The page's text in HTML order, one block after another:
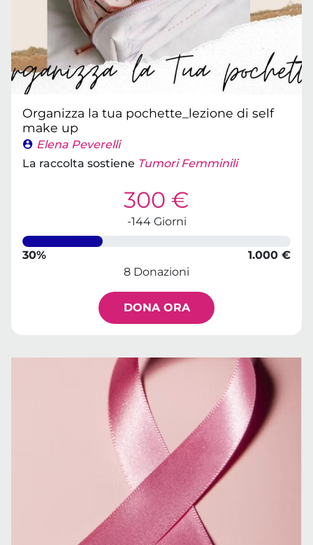
Organizza la tua pochette_lezione di self
make up
Elena Peverelli
La raccolta sostiene Tumori Femminili
300 €
-144 Giorni
30%
1.000 €
8 Donazioni
DONA ORA